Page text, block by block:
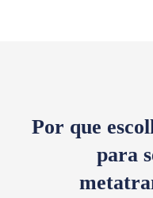
Por que
para